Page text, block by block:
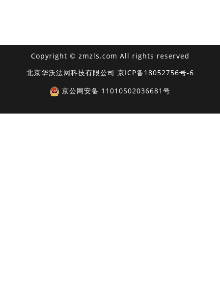
Copyright © zmzls.com All rights reserved
北京华沃法网科技有限公司 京ICP备18052756号-6
京公网安备 11010502036681号